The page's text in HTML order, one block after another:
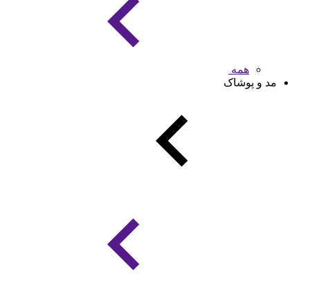
همه
مد و پوشاک